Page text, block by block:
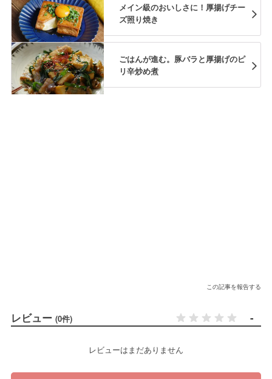
メイン級のおいしさに！厚揚げチー
ズ照り焼き
ごはんが進む。豚バラと厚揚げのピ
リ辛炒め煮
この記事を報告する
レビュー (0件) -
レビューはまだありません